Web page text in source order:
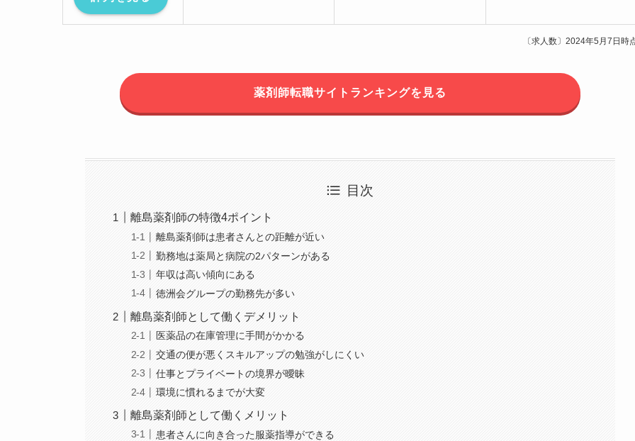
〔求人数〕2024年5月7日時
薬剤師転職サイトランキングを見る
目次
離島薬剤師の特徴4ポイント
離島薬剤師は患者さんとの距離が近い
勤務地は薬局と病院の2パターンがある
年収は高い傾向にある
徳洲会グループの勤務先が多い
離島薬剤師として働くデメリット
医薬品の在庫管理に手間がかかる
交通の便が悪くスキルアップの勉強がしにくい
仕事とプライベートの境界が曖昧
環境に慣れるまでが大変
離島薬剤師として働くメリット
患者さんに向き合った服薬指導ができる